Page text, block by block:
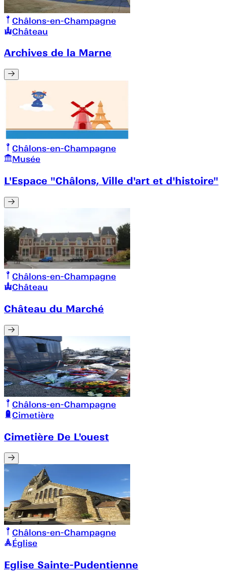
Châlons-en-Champagne
Château
Archives de la Marne
Châlons-en-Champagne
Musée
L'Espace "Châlons, Ville d'art et d'histoire"
Châlons-en-Champagne
Château
Château du Marché
Châlons-en-Champagne
Cimetière
Cimetière De L'ouest
Châlons-en-Champagne
Église
Eglise Sainte-Pudentienne